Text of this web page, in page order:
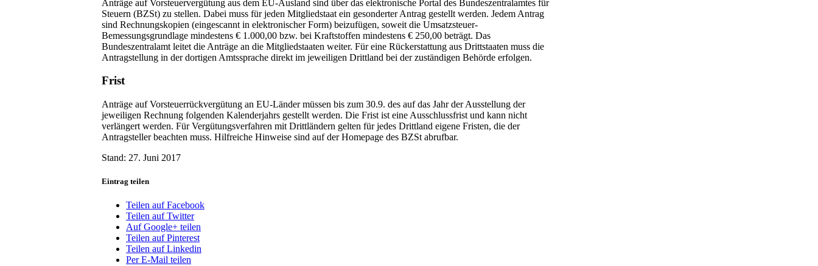
Anträge auf Vorsteuervergütung aus dem EU-Ausland sind über das elektronische Portal des Bundeszentralamtes für
Steuern (BZSt) zu stellen. Dabei muss für jeden Mitgliedstaat ein gesonderter Antrag gestellt werden. Jedem Antrag
sind Rechnungskopien (eingescannt in elektronischer Form) beizufügen, soweit die Umsatzsteuer-
Bemessungsgrundlage mindestens € 1.000,00 bzw. bei Kraftstoffen mindestens € 250,00 beträgt. Das
Bundeszentralamt leitet die Anträge an die Mitgliedstaaten weiter. Für eine Rückerstattung aus Drittstaaten muss die
Antragstellung in der dortigen Amtssprache direkt im jeweiligen Drittland bei der zuständigen Behörde erfolgen.
Frist
Anträge auf Vorsteuerrückvergütung an EU-Länder müssen bis zum 30.9. des auf das Jahr der Ausstellung der
jeweiligen Rechnung folgenden Kalenderjahrs gestellt werden. Die Frist ist eine Ausschlussfrist und kann nicht
verlängert werden. Für Vergütungsverfahren mit Drittländern gelten für jedes Drittland eigene Fristen, die der
Antragsteller beachten muss. Hilfreiche Hinweise sind auf der Homepage des BZSt abrufbar.
Stand: 27. Juni 2017
Eintrag teilen
Teilen auf Facebook
Teilen auf Twitter
Auf Google+ teilen
Teilen auf Pinterest
Teilen auf Linkedin
Per E-Mail teilen